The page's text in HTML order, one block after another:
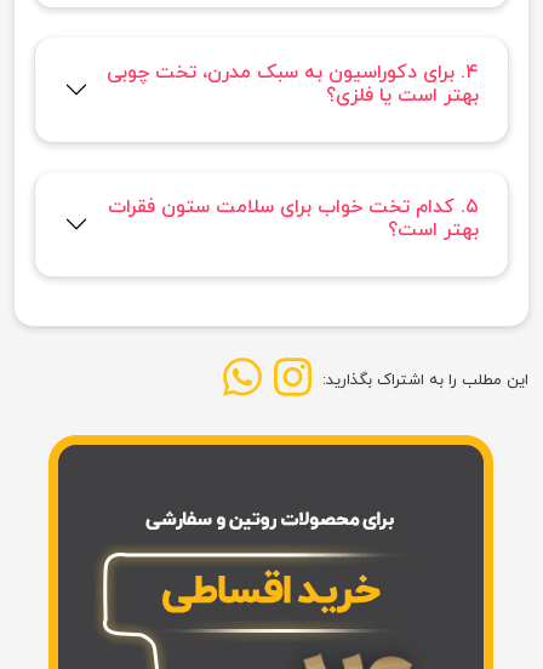
۴. برای دکوراسیون به سبک مدرن، تخت چوبی
بهتر است یا فلزی؟
۵. کدام تخت خواب برای سلامت ستون فقرات
بهتر است؟
این مطلب را به اشتراک بگذارید: